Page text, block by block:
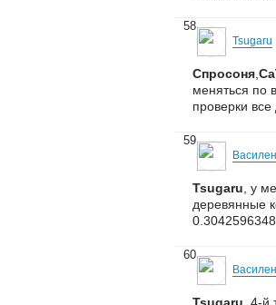
58
Tsugaru
Спросоня
меняться по
проверки
59
Tsugaru , у
деревянные
60